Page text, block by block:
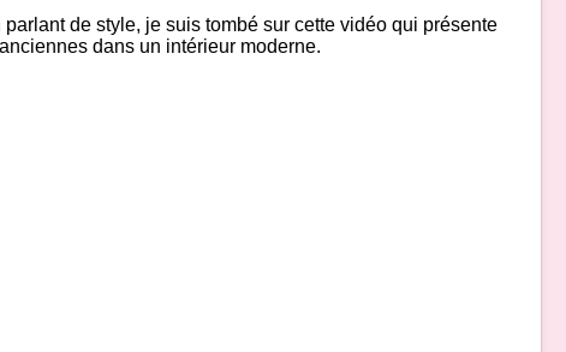
de style, je suis tombé sur cette vidéo qui présente
dans un intérieur moderne.